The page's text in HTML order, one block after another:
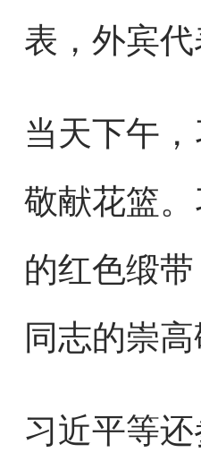
表，外宾
当天下午
敬献花篮
的红色缎
同志的崇
习近平等